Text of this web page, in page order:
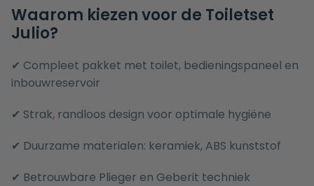
Waarom kiezen voor de Toiletset
Julio?
✔ Compleet pakket met toilet, bedieningspaneel en
inbouwreservoir
✔ Strak, randloos design voor optimale hygiëne
✔ Duurzame materialen: keramiek, ABS kunststof
✔ Betrouwbare Plieger en Geberit techniek